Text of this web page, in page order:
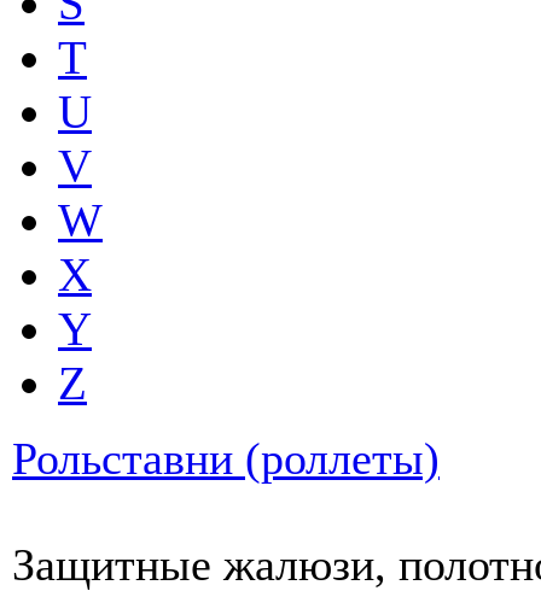
T
U
V
W
X
Y
Z
Рольставни (роллеты)
Защитные жалюзи,